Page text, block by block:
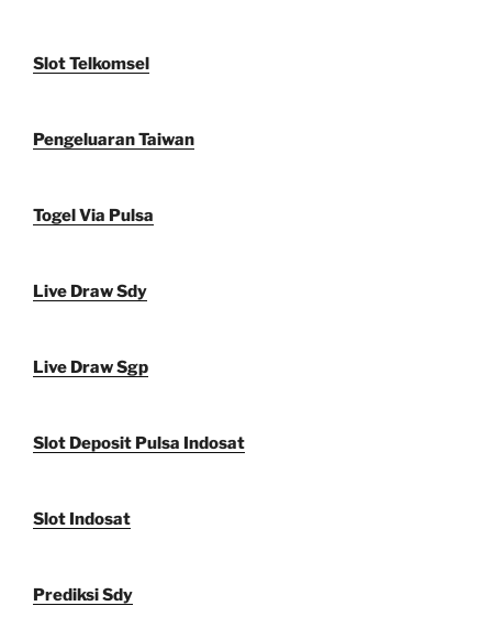
Slot Telkomsel
Pengeluaran Taiwan
Togel Via Pulsa
Live Draw Sdy
Live Draw Sgp
Slot Deposit Pulsa Indosat
Slot Indosat
Prediksi Sdy